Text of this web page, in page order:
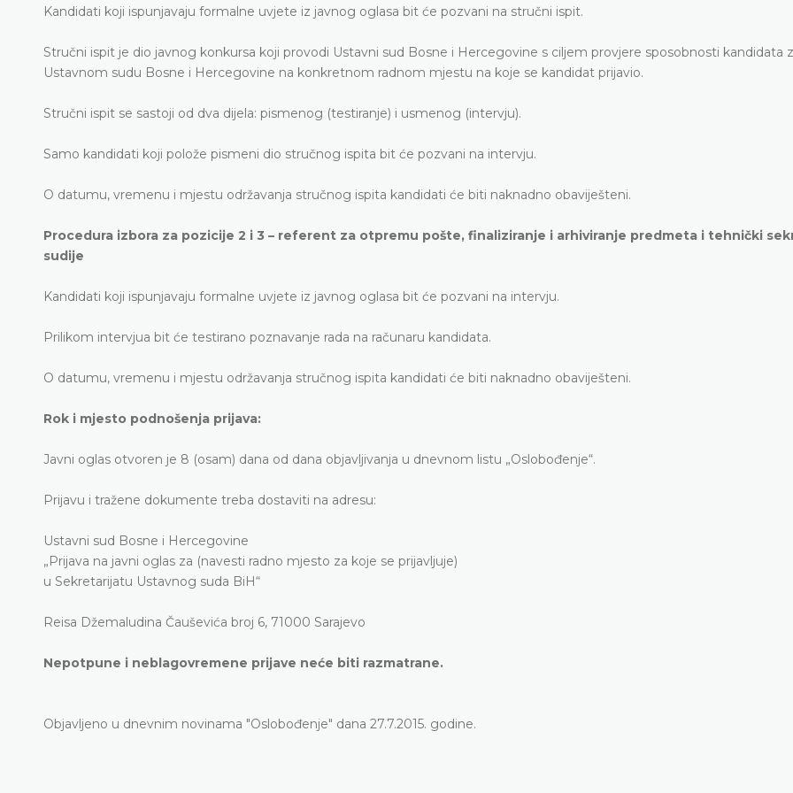
Kandidati koji ispunjavaju formalne uvjete iz javnog oglasa bit će pozvani na stručni ispit.
Stručni ispit je dio javnog konkursa koji provodi Ustavni sud Bosne i Hercegovine s ciljem provjere sposobnosti kandidata
Ustavnom sudu Bosne i Hercegovine na konkretnom radnom mjestu na koje se kandidat prijavio.
Stručni ispit se sastoji od dva dijela: pismenog (testiranje) i usmenog (intervju).
Samo kandidati koji polože pismeni dio stručnog ispita bit će pozvani na intervju.
O datumu, vremenu i mjestu održavanja stručnog ispita kandidati će biti naknadno obaviješteni.
Procedura izbora za pozicije 2 i 3 – referent za otpremu pošte, finaliziranje i arhiviranje predmeta i tehnički
sudije
Kandidati koji ispunjavaju formalne uvjete iz javnog oglasa bit će pozvani na intervju.
Prilikom intervjua bit će testirano poznavanje rada na računaru kandidata.
O datumu, vremenu i mjestu održavanja stručnog ispita kandidati će biti naknadno obaviješteni.
Rok i mjesto podnošenja prijava:
Javni oglas otvoren je 8 (osam) dana od dana objavljivanja u dnevnom listu „Oslobođenje“.
Prijavu i tražene dokumente treba dostaviti na adresu:
Ustavni sud Bosne i Hercegovine
„Prijava na javni oglas za (navesti radno mjesto za koje se prijavljuje)
u Sekretarijatu Ustavnog suda BiH“
Reisa Džemaludina Čauševića broj 6, 71000 Sarajevo
Nepotpune i neblagovremene prijave neće biti razmatrane.
Objavljeno u dnevnim novinama "Oslobođenje" dana 27.7.2015. godine.